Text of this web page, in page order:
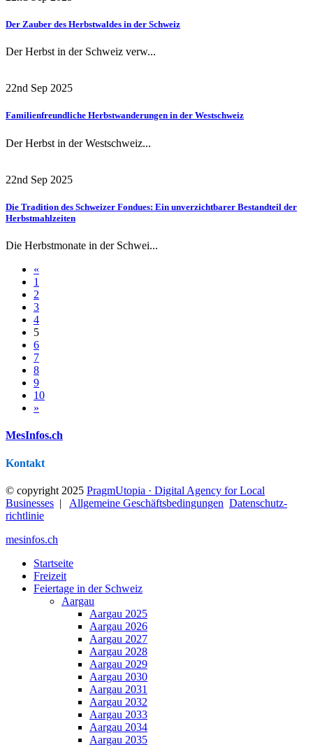
Der Zauber des Herbstwaldes in der Schweiz
Der Herbst in der Schweiz verw...
22nd Sep 2025
Familienfreundliche Herbstwanderungen in der Westschweiz
Der Herbst in der Westschweiz...
22nd Sep 2025
Die Tradition des Schweizer Fondues: Ein unverzichtbarer Bestandteil der
Herbstmahlzeiten
Die Herbstmonate in der Schwei...
«
1
2
3
4
5
6
7
8
9
10
»
MesInfos.ch
Kontakt
© copyright 2025 PragmUtopia · Digital Agency for Local
Businesses | Allgemeine Geschäftsbedingungen Datenschutz­
richtlinie
mesinfos.ch
Startseite
Freizeit
Feiertage in der Schweiz
Aargau
Aargau 2025
Aargau 2026
Aargau 2027
Aargau 2028
Aargau 2029
Aargau 2030
Aargau 2031
Aargau 2032
Aargau 2033
Aargau 2034
Aargau 2035